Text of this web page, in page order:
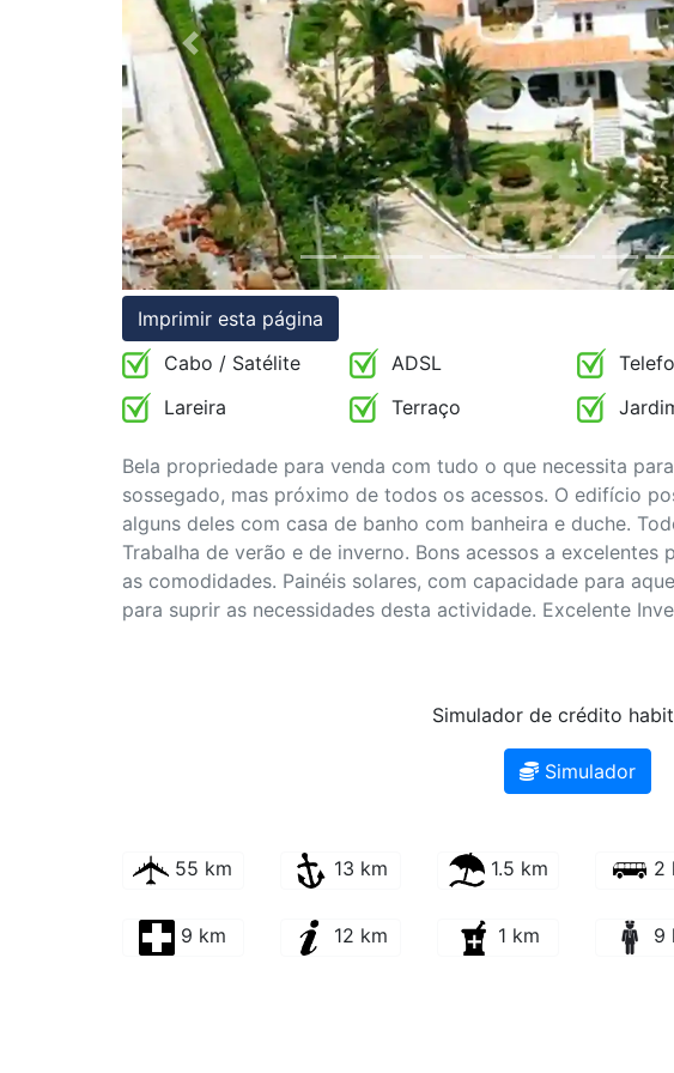
Condições
Testemunhos
Assessoria
Previous
Imprimir esta página
Cabo / Satélite ADSL
Lareira
Terraço
Bela propriedade para venda com tudo o que necessita
sossegado, mas próximo de todos os acessos. O edifício
alguns deles com casa de banho com banheira e duche.
Trabalha de verão e de inverno. Bons acessos a
as comodidades. Painéis solares, com capacidade para
para suprir as necessidades desta actividade. Excelente
Simulador de crédito
Simulador
55 km 13 km 1.5 km 2
9 km 12 km 1 km 9